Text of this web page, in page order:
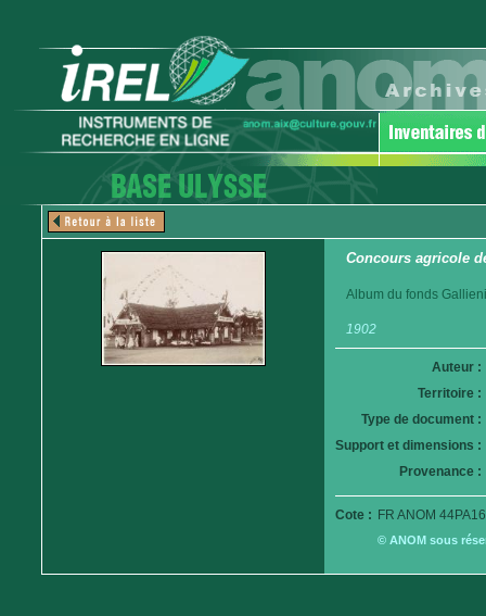
Concours agricole
Album du fonds
1902
Auteur :
Territoire :
Type de document :
Support et dimensions :
Provenance :
Cote : FR ANOM
© ANOM sous